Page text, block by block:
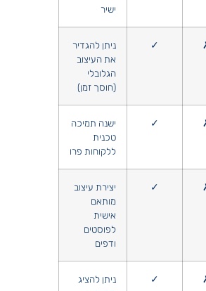
ישיר
✓
ניתן להגדיר
את העיצוב
הגלובלי
(חוסך זמן)
✓
ישנה תמיכה
טכנית
ללקוחות פרו
✓
יצירת עיצוב
מותאם
אישית
לפוסטים
ודפים
✓
ניתן להציג